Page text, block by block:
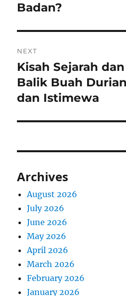
Badan?
NEXT
Next
post:
Kisah Sejarah
Balik Buah
dan Istimewa
Archives
August 2026
July 2026
June 2026
May 2026
April 2026
March 2026
February 2026
January 2026